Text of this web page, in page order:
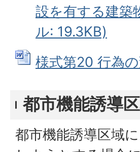
設を有する建築
ル: 19.3KB)
様式第20 行為
都市機能誘導
都市機能誘導区域